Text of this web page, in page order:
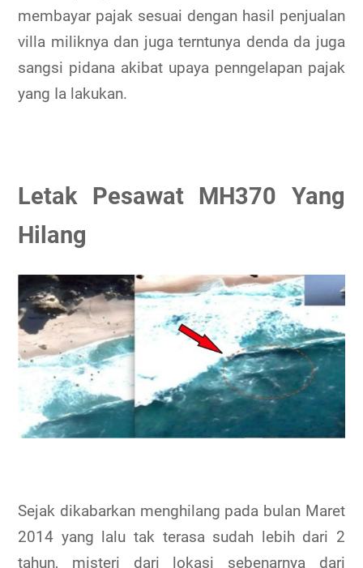
membayar pajak sesuai dengan hasil penjualan
villa miliknya dan juga terntunya denda da juga
sangsi pidana akibat upaya penngelapan pajak
yang Ia lakukan.
Letak Pesawat MH370 Yang
Hilang
Sejak dikabarkan menghilang pada bulan Maret
2014 yang lalu tak terasa sudah lebih dari 2
tahun, misteri dari lokasi sebenarnya dari